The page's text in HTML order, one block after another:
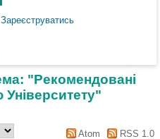
Зареєструватись
"Рекомендовані
Atom
RSS 1.0